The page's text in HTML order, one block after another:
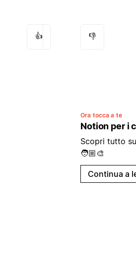
👍 👎
Ora tocca a te
Notion per i
Scopri tutto
🧑🏼‍🎨
Continua a